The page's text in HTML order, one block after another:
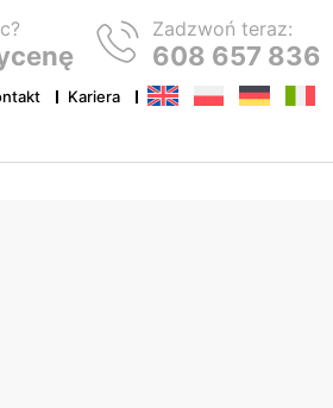
Zadzwoń teraz:
608 657 836
Kariera